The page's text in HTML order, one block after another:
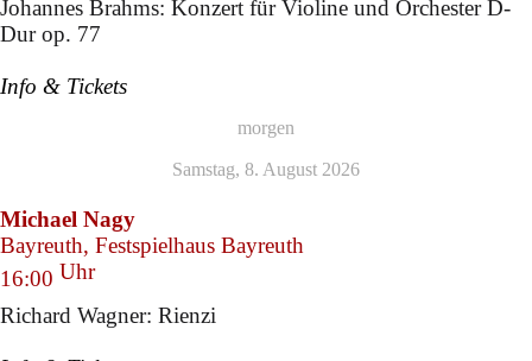
Johannes Brahms: Konzert für Violine und Orchester D-
Dur op. 77
Info & Tickets
morgen
Samstag, 8. August 2026
Michael Nagy
Bayreuth, Festspielhaus Bayreuth
16:00 Uhr
Richard Wagner: Rienzi